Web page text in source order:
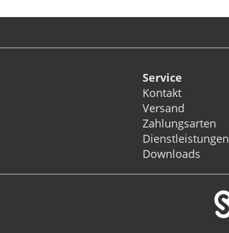
Service
Kontakt
Versand
Zahlungsarten
Dienstleistungen
Downloads